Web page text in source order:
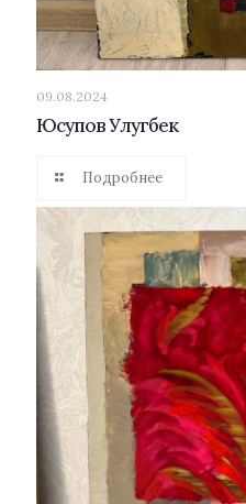
09.08.2024
Юсупов Улугбек
Подробнее